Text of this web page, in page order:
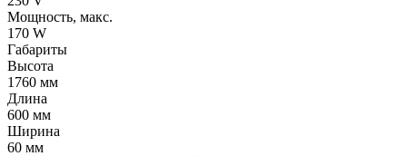
Мощность, макс.
170 W
Габариты
Высота
1760 мм
Длина
600 мм
Ширина
60 мм